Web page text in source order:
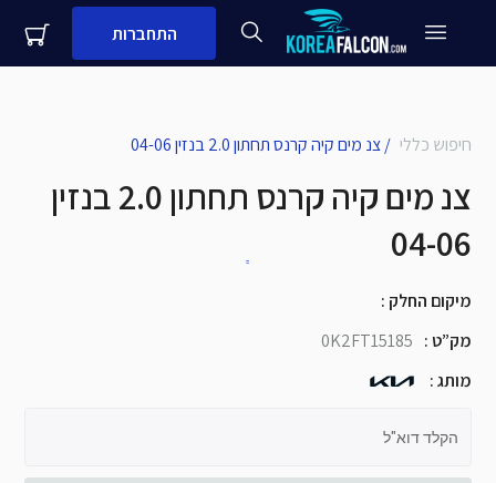
התחברות
עדיין לא לקוח עסקי שלנו?
צנ מים קיה קרנס תחתון 2.0 בנזין 04-06/ חיפוש כללי
צנ מים קיה קרנס תחתון 2.0 בנזין
04-06
: מיקום החלק
0K2FT15185 :מק”ט
:מותג
הקלד דוא"ל